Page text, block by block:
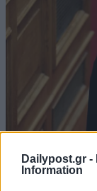
Dailypost.gr -
Information